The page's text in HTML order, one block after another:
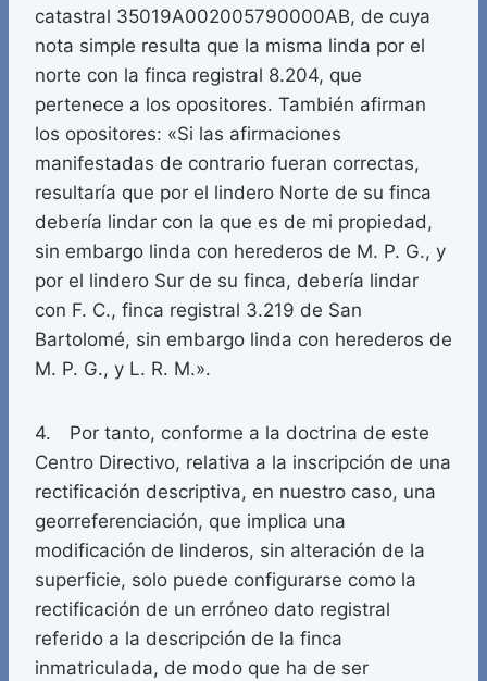
catastral 35019A002005790000AB, de cuya
nota simple resulta que la misma linda por el
norte con la finca registral 8.204, que
pertenece a los opositores. También afirman
los opositores: «Si las afirmaciones
manifestadas de contrario fueran correctas,
resultaría que por el lindero Norte de su finca
debería lindar con la que es de mi propiedad,
sin embargo linda con herederos de M. P. G., y
por el lindero Sur de su finca, debería lindar
con F. C., finca registral 3.219 de San
Bartolomé, sin embargo linda con herederos de
M. P. G., y L. R. M.».
4. Por tanto, conforme a la doctrina de este
Centro Directivo, relativa a la inscripción de una
rectificación descriptiva, en nuestro caso, una
georreferenciación, que implica una
modificación de linderos, sin alteración de la
superficie, solo puede configurarse como la
rectificación de un erróneo dato registral
referido a la descripción de la finca
inmatriculada, de modo que ha de ser